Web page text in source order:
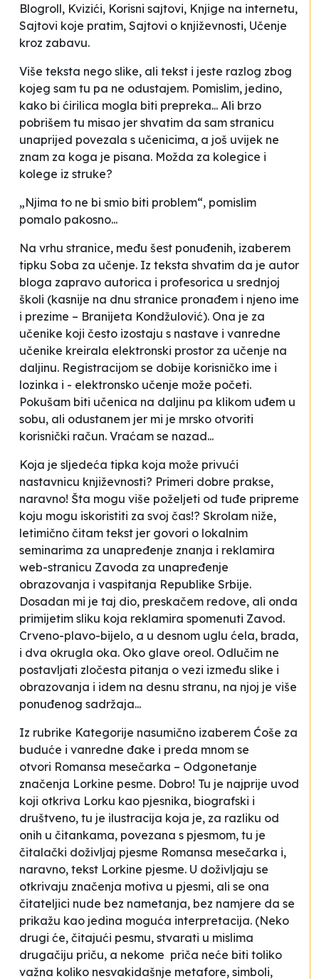
Blogroll, Kvizići, Korisni sajtovi, Knjige na internetu,
Sajtovi koje pratim, Sajtovi o književnosti, Učenje
kroz zabavu.
Više teksta nego slike, ali tekst i jeste razlog zbog
kojeg sam tu pa ne odustajem. Pomislim, jedino,
kako bi ćirilica mogla biti prepreka... Ali brzo
pobrišem tu misao jer shvatim da sam stranicu
unaprijed povezala s učenicima, a još uvijek ne
znam za koga je pisana. Možda za kolegice i
kolege iz struke?
„Njima to ne bi smio biti problem“, pomislim
pomalo pakosno...
Na vrhu stranice, među šest ponuđenih, izaberem
tipku Soba za učenje. Iz teksta shvatim da je autor
bloga zapravo autorica i profesorica u srednjoj
školi (kasnije na dnu stranice pronađem i njeno ime
i prezime – Branijeta Kondžulović). Ona je za
učenike koji često izostaju s nastave i vanredne
učenike kreirala elektronski prostor za učenje na
daljinu. Registracijom se dobije korisničko ime i
lozinka i - elektronsko učenje može početi.
Pokušam biti učenica na daljinu pa klikom uđem u
sobu, ali odustanem jer mi je mrsko otvoriti
korisnički račun. Vraćam se nazad...
Koja je sljedeća tipka koja može privući
nastavnicu književnosti? Primeri dobre prakse,
naravno! Šta mogu više poželjeti od tuđe pripreme
koju mogu iskoristiti za svoj čas!? Skrolam niže,
letimično čitam tekst jer govori o lokalnim
seminarima za unapređenje znanja i reklamira
web-stranicu Zavoda za unapređenje
obrazovanja i vaspitanja Republike Srbije.
Dosadan mi je taj dio, preskačem redove, ali onda
primijetim sliku koja reklamira spomenuti Zavod.
Crveno-plavo-bijelo, a u desnom uglu ćela, brada,
i dva okrugla oka. Oko glave oreol. Odlučim ne
postavljati zločesta pitanja o vezi između slike i
obrazovanja i idem na desnu stranu, na njoj je više
ponuđenog sadržaja...
Iz rubrike Kategorije nasumično izaberem Ćoše za
buduće i vanredne đake i preda mnom se
otvori Romansa mesečarka – Odgonetanje
značenja Lorkine pesme. Dobro! Tu je najprije uvod
koji otkriva Lorku kao pjesnika, biografski i
društveno, tu je ilustracija koja je, za razliku od
onih u čitankama, povezana s pjesmom, tu je
čitalački doživljaj pjesme Romansa mesečarka i,
naravno, tekst Lorkine pjesme. U doživljaju se
otkrivaju značenja motiva u pjesmi, ali se ona
čitateljici nude bez nametanja, bez namjere da se
prikažu kao jedina moguća interpretacija. (Neko
drugi će, čitajući pesmu, stvarati u mislima
drugačiju priču, a nekome priča neće biti toliko
važna koliko nesvakidašnje metafore, simboli,